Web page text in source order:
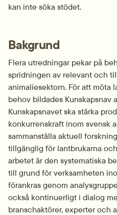
kan inte söka stödet.
Bakgrund
Flera utredningar pekar på
spridningen av relevant och
animaliesektorn. För att möta
behov bildades Kunskapsnav
Kunskapsnavet ska stärka
konkurrenskraft inom svensk
sammanställa aktuell
tillgänglig för lantbrukarna
arbetet är den systematiska
till grund för verksamheten
förankras genom
också kontinuerligt i dialog
branschaktörer, experter och